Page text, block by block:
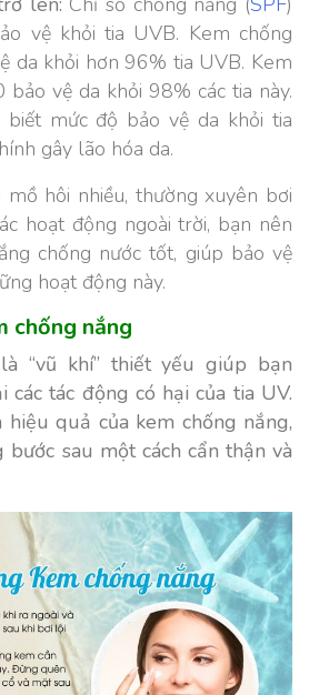
vệ khỏi tia UVB. Kem chống
da khỏi hơn 96% tia UVB. Kem
bảo vệ da khỏi 98% các tia này.
biết mức độ bảo vệ da khỏi tia
gây lão hóa da.
hôi nhiều, thường xuyên bơi
hoạt động ngoài trời, bạn nên
chống nước tốt, giúp bảo vệ
hoạt động này.
chống nắng
“vũ khí” thiết yếu giúp bạn
các tác động có hại của tia UV.
quả của kem chống nắng,
bước sau một cách cẩn thận và